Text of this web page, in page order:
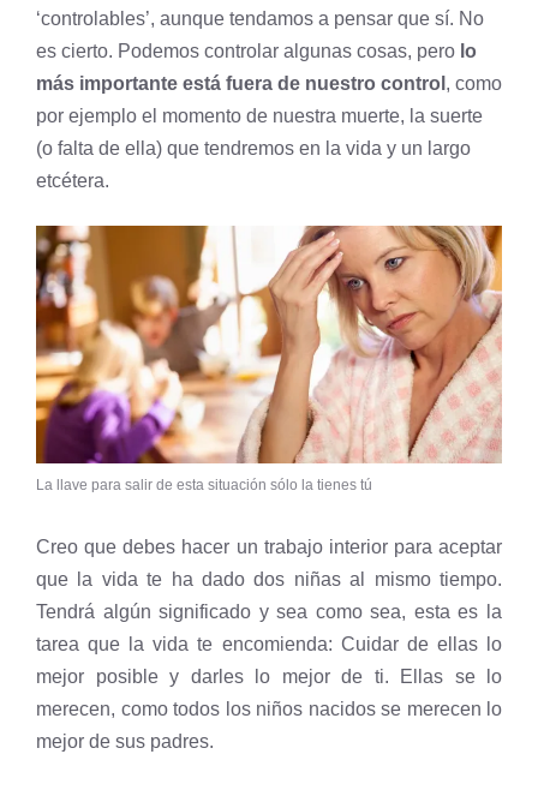
‘controlables’, aunque tendamos a pensar que sí. No
es cierto. Podemos controlar algunas cosas, pero lo
más importante está fuera de nuestro control , como
por ejemplo el momento de nuestra muerte, la suerte
(o falta de ella) que tendremos en la vida y un largo
etcétera.
La llave para salir de esta situación sólo la tienes tú
Creo que debes hacer un trabajo interior para aceptar
que la vida te ha dado dos niñas al mismo tiempo.
Tendrá algún significado y sea como sea, esta es la
tarea que la vida te encomienda: Cuidar de ellas lo
mejor posible y darles lo mejor de ti. Ellas se lo
merecen, como todos los niños nacidos se merecen lo
mejor de sus padres.